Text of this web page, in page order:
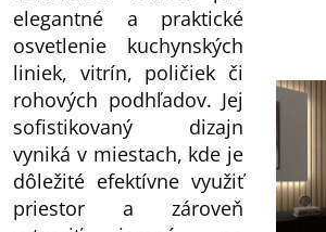
elegantné a praktické
osvetlenie kuchynských
liniek, vitrín, poličiek či
rohových podhľadov. Jej
sofistikovaný dizajn
vyniká v miestach, kde je
dôležité efektívne využiť
priestor a zároveň